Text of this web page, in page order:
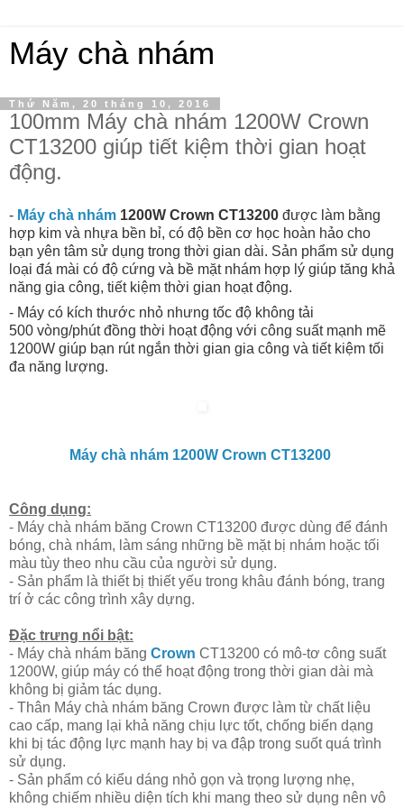
Máy chà nhám
Thứ Năm, 20 tháng 10, 2016
100mm Máy chà nhám 1200W Crown
CT13200 giúp tiết kiệm thời gian hoạt
động.
- Máy chà nhám 1200W Crown CT13200 được làm bằng
hợp kim và nhựa bền bỉ, có độ bền cơ học hoàn hảo cho
bạn yên tâm sử dụng trong thời gian dài. Sản phẩm sử dụng
loại đá mài có độ cứng và bề mặt nhám hợp lý giúp tăng khả
năng gia công, tiết kiệm thời gian hoạt động.
- Máy có kích thước nhỏ nhưng tốc độ không tải
500 vòng/phút đồng thời hoạt động với công suất mạnh mẽ
1200W giúp bạn rút ngắn thời gian gia công và tiết kiệm tối
đa năng lượng.
Máy chà nhám 1200W Crown CT13200
Công dụng:
- Máy chà nhám băng Crown CT13200 được dùng để đánh
bóng, chà nhám, làm sáng những bề mặt bị nhám hoặc tối
màu tùy theo nhu cầu của người sử dụng.
- Sản phẩm là thiết bị thiết yếu trong khâu đánh bóng, trang
trí ở các công trình xây dựng.
Đặc trưng nổi bật:
- Máy chà nhám băng Crown CT13200 có mô-tơ công suất
1200W, giúp máy có thể hoạt động trong thời gian dài mà
không bị giảm tác dụng.
- Thân Máy chà nhám băng Crown được làm từ chất liệu
cao cấp, mang lại khả năng chịu lực tốt, chống biến dạng
khi bị tác động lực mạnh hay bị va đập trong suốt quá trình
sử dụng.
- Sản phẩm có kiểu dáng nhỏ gọn và trọng lượng nhẹ,
không chiếm nhiều diện tích khi mang theo sử dụng nên vô